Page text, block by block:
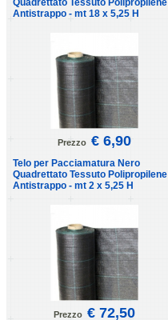
Quadrettato Tessuto Polipropilene
Antistrappo - mt 18 x 5,25 H
Prezzo € 6,90
Telo per Pacciamatura Nero
Quadrettato Tessuto Polipropilene
Antistrappo - mt 2 x 5,25 H
Prezzo € 72,50